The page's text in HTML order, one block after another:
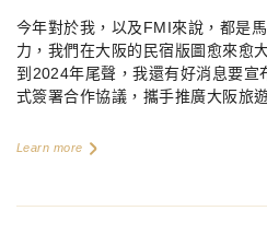
今年對於我，以及FMI來說，都是
力，我們在大阪的民宿版圖愈來愈
到 2024年尾聲，我還有好消息要
式簽署合作協議，攜手推廣大阪旅
Learn more